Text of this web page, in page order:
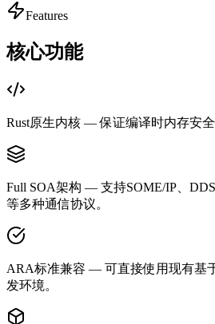
Features
核心功能
Rust原生内核 — 保证编译时内存安全
Full SOA架构 — 支持SOME/IP、
等多种通信协议。
ARA标准兼容 — 可直接使用现有基
发环境。